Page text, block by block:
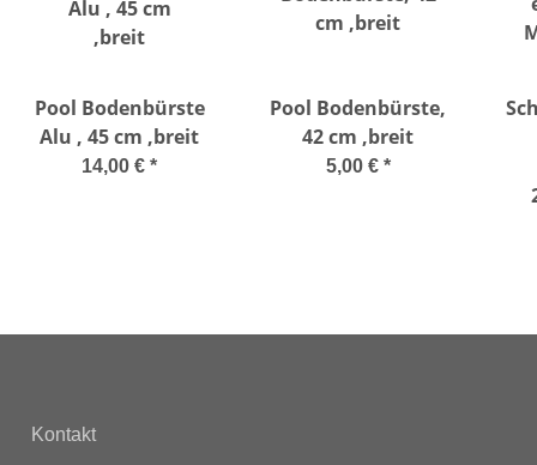
Pool Bodenbürste
Alu , 45 cm ,breit
14,00 € *
Pool Bodenbürste,
42 cm ,breit
5,00 € *
Kontakt